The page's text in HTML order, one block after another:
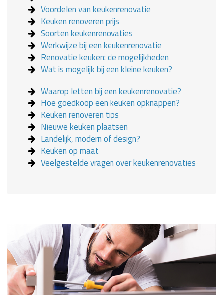
Voordelen van keukenrenovatie
Keuken renoveren prijs
Soorten keukenrenovaties
Werkwijze bij een keukenrenovatie
Renovatie keuken: de mogelijkheden
Wat is mogelijk bij een kleine keuken?
Waarop letten bij een keukenrenovatie?
Hoe goedkoop een keuken opknappen?
Keuken renoveren tips
Nieuwe keuken plaatsen
Landelijk, modern of design?
Keuken op maat
Veelgestelde vragen over keukenrenovaties